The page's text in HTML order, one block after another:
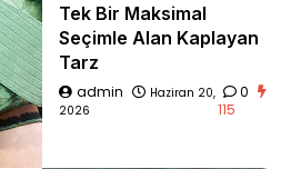
Tek Bir Maksimal
Seçimle Alan Kaplayan
Tarz
admin
Haziran 20,
2026
0
115